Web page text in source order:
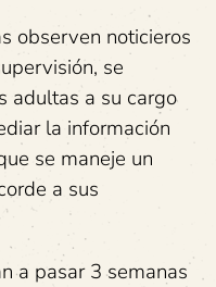
observen noticieros
se
adultas a su cargo
la información
se maneje un
a sus
a pasar 3 semanas